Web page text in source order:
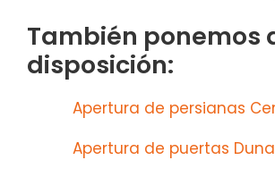
También ponemos
disposición:
Apertura de persianas
Apertura de puertas Duna